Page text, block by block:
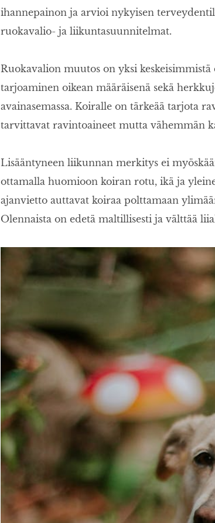
ihannepainon ja arvioi nykyisen
ruokavalio- ja liikuntasuunnitelmat.
Ruokavalion muutos on yksi
tarjoaminen oikean määräisenä sekä
avainasemassa. Koiralle on tärkeää tarjota
tarvittavat ravintoaineet mutta vähemmän
Lisääntyneen liikunnan merkitys ei
ottamalla huomioon koiran rotu, ikä ja
ajanvietto auttavat koiraa polttamaan
Olennaista on edetä maltillisesti ja välttää